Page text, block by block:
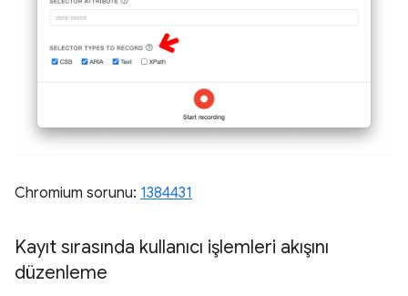
Chromium sorunu: 1384431
Kayıt sırasında kullanıcı işlemleri akışını
düzenleme